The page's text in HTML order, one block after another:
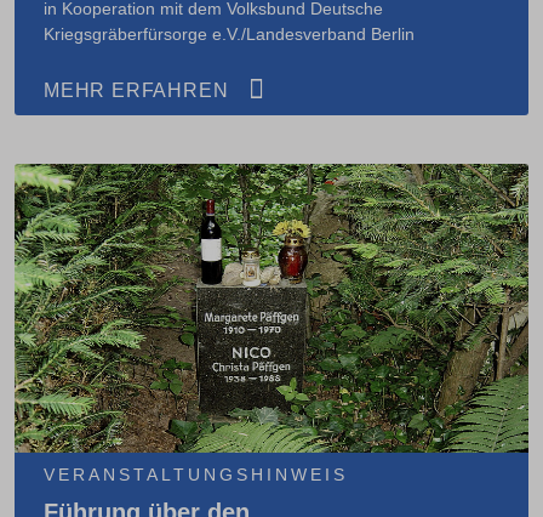
in Kooperation mit dem Volksbund Deutsche
Kriegsgräberfürsorge e.V./Landesverband Berlin
MEHR ERFAHREN
VERANSTALTUNGSHINWEIS